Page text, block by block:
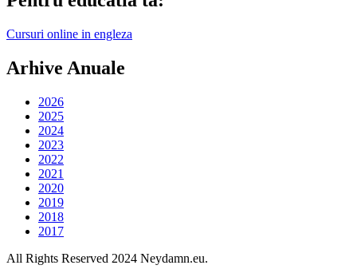
Cursuri online in engleza
Arhive Anuale
2026
2025
2024
2023
2022
2021
2020
2019
2018
2017
All Rights Reserved 2024 Neydamn.eu.